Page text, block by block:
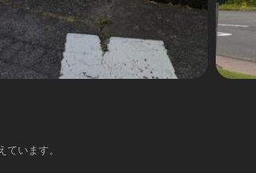
います。